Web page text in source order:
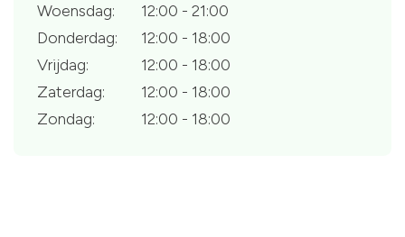
Woensdag:
12:00 - 21:00
Donderdag:
12:00 - 18:00
Vrijdag:
12:00 - 18:00
Zaterdag:
12:00 - 18:00
Zondag:
12:00 - 18:00